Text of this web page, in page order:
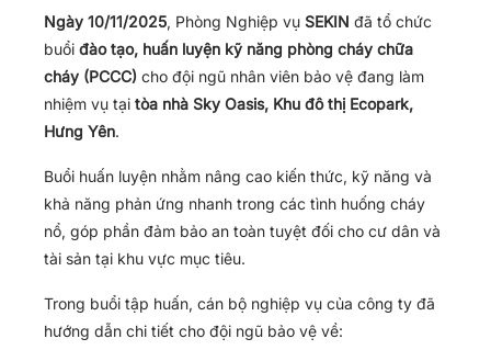
Ngày 10/11/2025, Phòng Nghiệp vụ SEKIN đã tổ chức
buổi đào tạo, huấn luyện kỹ năng phòng cháy chữa
cháy (PCCC) cho đội ngũ nhân viên bảo vệ đang làm
nhiệm vụ tại tòa nhà Sky Oasis, Khu đô thị Ecopark,
Hưng Yên.
Buổi huấn luyện nhằm nâng cao kiến thức, kỹ năng và
khả năng phản ứng nhanh trong các tình huống cháy
nổ, góp phần đảm bảo an toàn tuyệt đối cho cư dân và
tài sản tại khu vực mục tiêu.
Trong buổi tập huấn, cán bộ nghiệp vụ của công ty đã
hướng dẫn chi tiết cho đội ngũ bảo vệ về: